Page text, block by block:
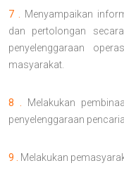
7 . Menyampaikan
dan pertolongan
penyelenggaraan
masyarakat.
8 . Melakukan
penyelenggaraan
9 . Melakukan